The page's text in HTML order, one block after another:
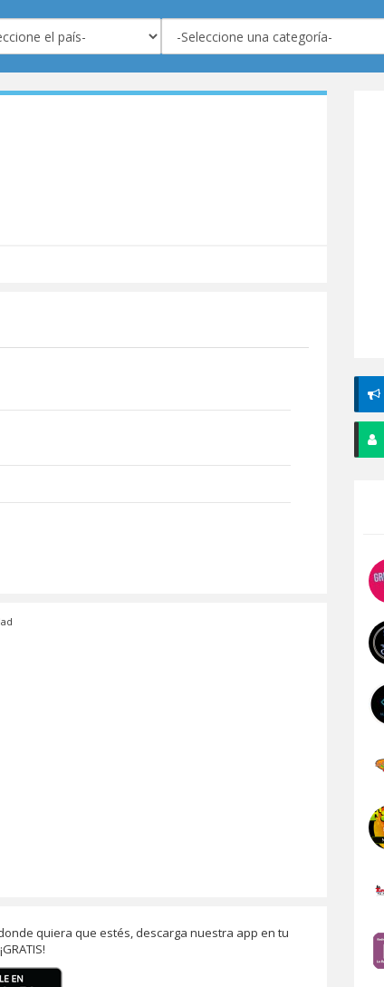
quiera que estés, descarga nuestra app en tu